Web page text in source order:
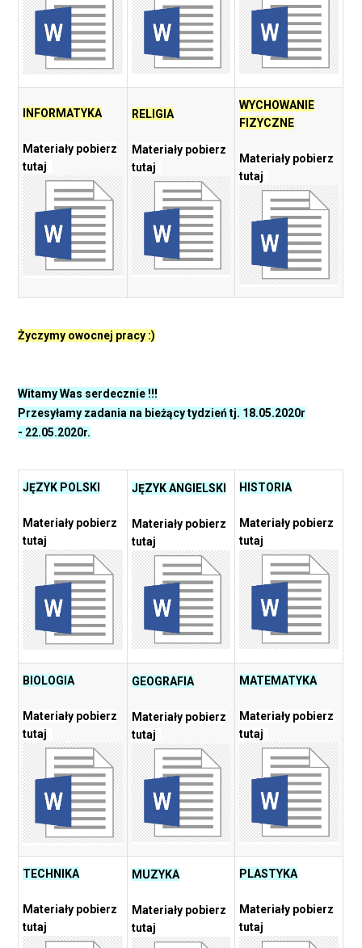
INFORMATYKA
Materiały pobierz
tutaj
RELIGIA
Materiały pobierz
tutaj
WYCHOWANIE
FIZYCZNE
Materiały pobierz
tutaj
Życzymy owocnej pracy :)
Witamy Was serdecznie !!!
Przesyłamy zadania na bieżący tydzień tj. 18.05.2020r
- 22.05.2020r.
JĘZYK POLSKI
Materiały pobierz
tutaj
JĘZYK ANGIELSKI
Materiały pobierz
tutaj
HISTORIA
Materiały pobierz
tutaj
BIOLOGIA
Materiały pobierz
tutaj
GEOGRAFIA
Materiały pobierz
tutaj
MATEMATYKA
Materiały pobierz
tutaj
TECHNIKA
Materiały pobierz
tutaj
MUZYKA
Materiały pobierz
tutaj
PLASTYKA
Materiały pobierz
tutaj